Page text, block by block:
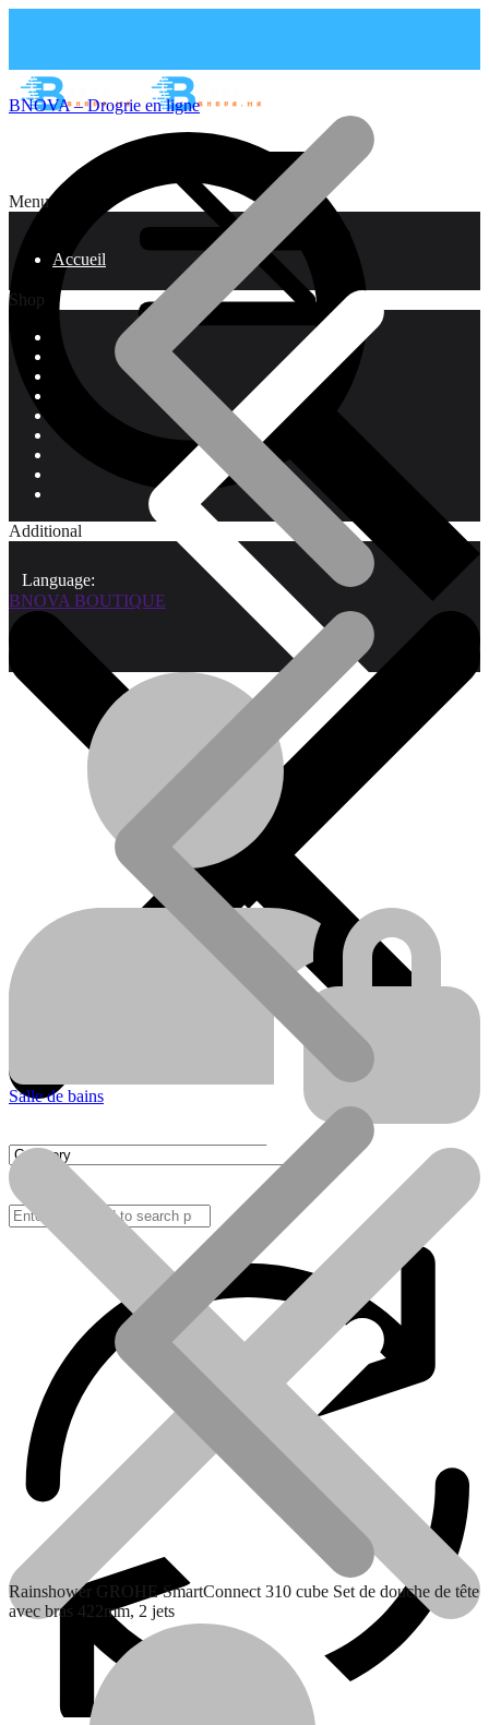
Menu
Accueil
Qui sommes-nous?
Shop
Additional
Language:
BNOVA – Drogrie en ligne
BNOVA BOUTIQUE
Salle de bains
Rainshower GROHE SmartConnect 310 cube Set de douche de tête
avec bras 422mm, 2 jets